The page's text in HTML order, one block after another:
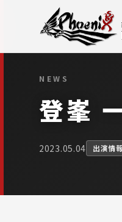
NEWS
登峯
2023.05.04 出演情